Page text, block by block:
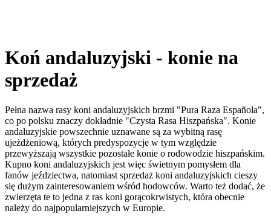
Koń andaluzyjski - konie na
sprzedaż
Pełna nazwa rasy koni andaluzyjskich brzmi "Pura Raza Española",
co po polsku znaczy dokładnie "Czysta Rasa Hiszpańska". Konie
andaluzyjskie powszechnie uznawane są za wybitną rasę
ujeżdżeniową, których predyspozycje w tym względzie
przewyższają wszystkie pozostałe konie o rodowodzie hiszpańskim.
Kupno koni andaluzyjskich jest więc świetnym pomysłem dla
fanów jeździectwa, natomiast sprzedaż koni andaluzyjskich cieszy
się dużym zainteresowaniem wśród hodowców. Warto też dodać, że
zwierzęta te to jedna z ras koni gorącokrwistych, która obecnie
należy do najpopularniejszych w Europie.